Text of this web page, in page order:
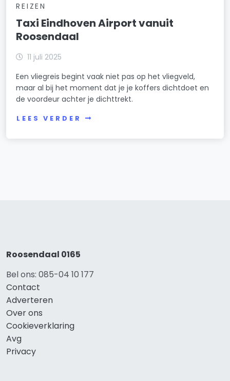
REIZEN
Taxi Eindhoven Airport vanuit
Roosendaal
11 juli 2025
Een vliegreis begint vaak niet pas op het vliegveld,
maar al bij het moment dat je je koffers dichtdoet en
de voordeur achter je dichttrekt.
LEES VERDER
Roosendaal 0165
Bel ons: 085-04 10 177
Contact
Adverteren
Over ons
Cookieverklaring
Avg
Privacy